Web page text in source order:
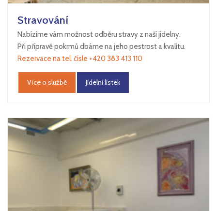
Stravování
Nabízíme vám možnost odběru stravy z naší jídelny.
Při přípravě pokrmů dbáme na jeho pestrost a kvalitu.
Rezervace na tel. čísle +420 383 413 110
Více o službě Jídelní lístek